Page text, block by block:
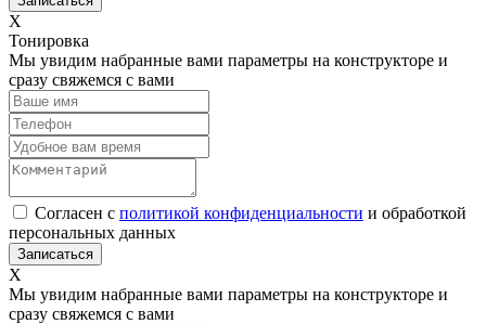
Х
Тонировка
Мы увидим набранные вами параметры на конструкторе и
сразу свяжемся с вами
Согласен с политикой конфиденциальности и обработкой
персональных данных
Х
Мы увидим набранные вами параметры на конструкторе и
сразу свяжемся с вами